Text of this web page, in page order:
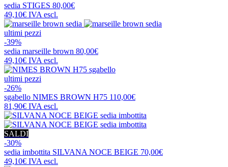
sedia STIGES 80,00€
49,10€ IVA escl.
ultimi pezzi
-39%
sedia marseille brown 80,00€
49,10€ IVA escl.
ultimi pezzi
-26%
sgabello NIMES BROWN H75 110,00€
81,90€ IVA escl.
SALDI
-30%
sedia imbottita SILVANA NOCE BEIGE 70,00€
49,10€ IVA escl.